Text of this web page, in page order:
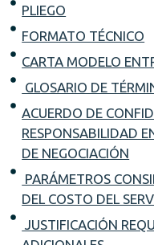
PLIEGO
FORMATO TÉCNICO
CARTA MODELO
GLOSARIO DE
ACUERDO DE
RESPONSABILIDAD
DE NEGOCIACIÓN
PARÁMETROS
DEL COSTO DEL
JUSTIFICACIÓN